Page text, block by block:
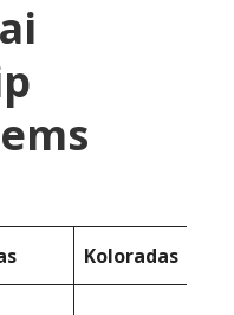
Koloradas